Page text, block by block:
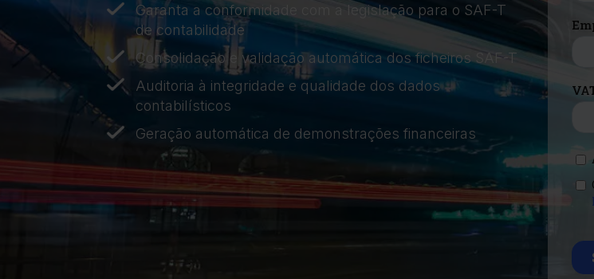
Garanta a conformidade com a legislação para o SAF-T
de contabilidade
Consolidação e validação automática dos ficheiros SAF-T
Auditoria à integridade e qualidade dos dados
contabilísticos
Geração automática de demonstrações financeiras